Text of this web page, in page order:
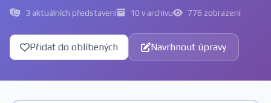
3 aktuálních představení 10 v archivu 776 zobrazení
Přidat do oblíbených Navrhnout úpravy